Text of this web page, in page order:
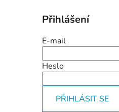
o
s
t
r
a
n
Přihlášení
E-mail
Heslo
PŘIHLÁSIT SE